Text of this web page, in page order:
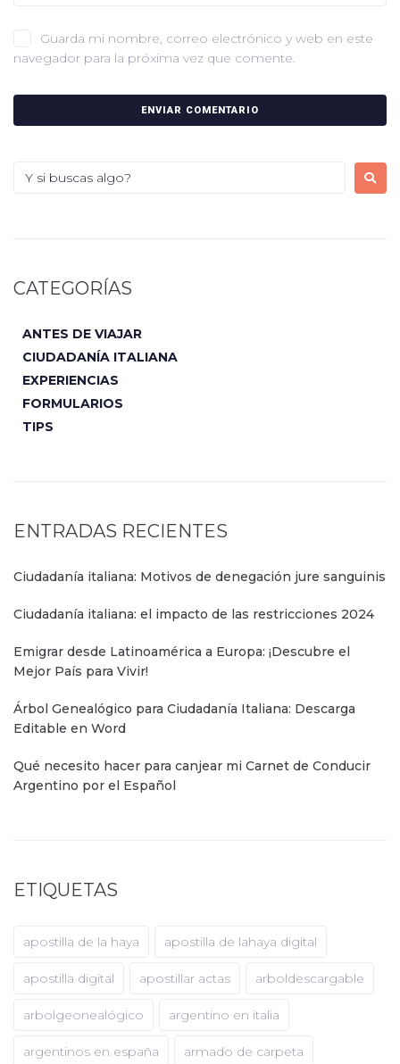
Guarda mi nombre, correo electrónico y web en este
navegador para la próxima vez que comente.
CATEGORÍAS
ANTES DE VIAJAR
CIUDADANÍA ITALIANA
EXPERIENCIAS
FORMULARIOS
TIPS
ENTRADAS RECIENTES
Ciudadanía italiana: Motivos de denegación jure sanguinis
Ciudadanía italiana: el impacto de las restricciones 2024
Emigrar desde Latinoamérica a Europa: ¡Descubre el
Mejor País para Vivir!
Árbol Genealógico para Ciudadanía Italiana: Descarga
Editable en Word
Qué necesito hacer para canjear mi Carnet de Conducir
Argentino por el Español
ETIQUETAS
apostilla de la haya apostilla de lahaya digital
apostilla digital apostillar actas arboldescargable
arbolgeonealógico argentino en italia
argentinos en españa armado de carpeta